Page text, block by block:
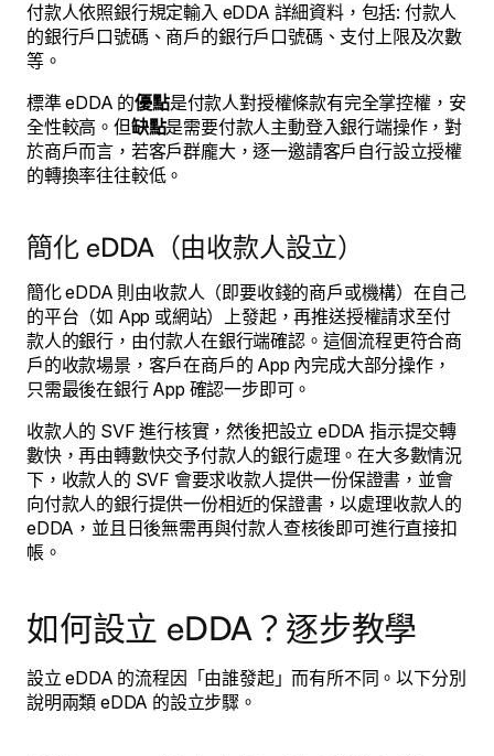
付款人依照銀行規定輸入 eDDA 詳細資料，包括: 付款人
的銀行戶口號碼、商戶的銀行戶口號碼、支付上限及次數
等。
標準 eDDA 的優點是付款人對授權條款有完全掌控權，安
全性較高。但缺點是需要付款人主動登入銀行端操作，對
於商戶而言，若客戶群龐大，逐一邀請客戶自行設立授權
的轉換率往往較低。
簡化 eDDA（由收款人設立）
簡化 eDDA 則由收款人（即要收錢的商戶或機構）在自己
的平台（如 App 或網站）上發起，再推送授權請求至付
款人的銀行，由付款人在銀行端確認。這個流程更符合商
戶的收款場景，客戶在商戶的 App 內完成大部分操作，
只需最後在銀行 App 確認一步即可。
收款人的 SVF 進行核實，然後把設立 eDDA 指示提交轉
數快，再由轉數快交予付款人的銀行處理。在大多數情況
下，收款人的 SVF 會要求收款人提供一份保證書，並會
向付款人的銀行提供一份相近的保證書，以處理收款人的
eDDA，並且日後無需再與付款人查核後即可進行直接扣
帳。
如何設立 eDDA？逐步教學
設立 eDDA 的流程因「由誰發起」而有所不同。以下分別
說明兩類 eDDA 的設立步驟。